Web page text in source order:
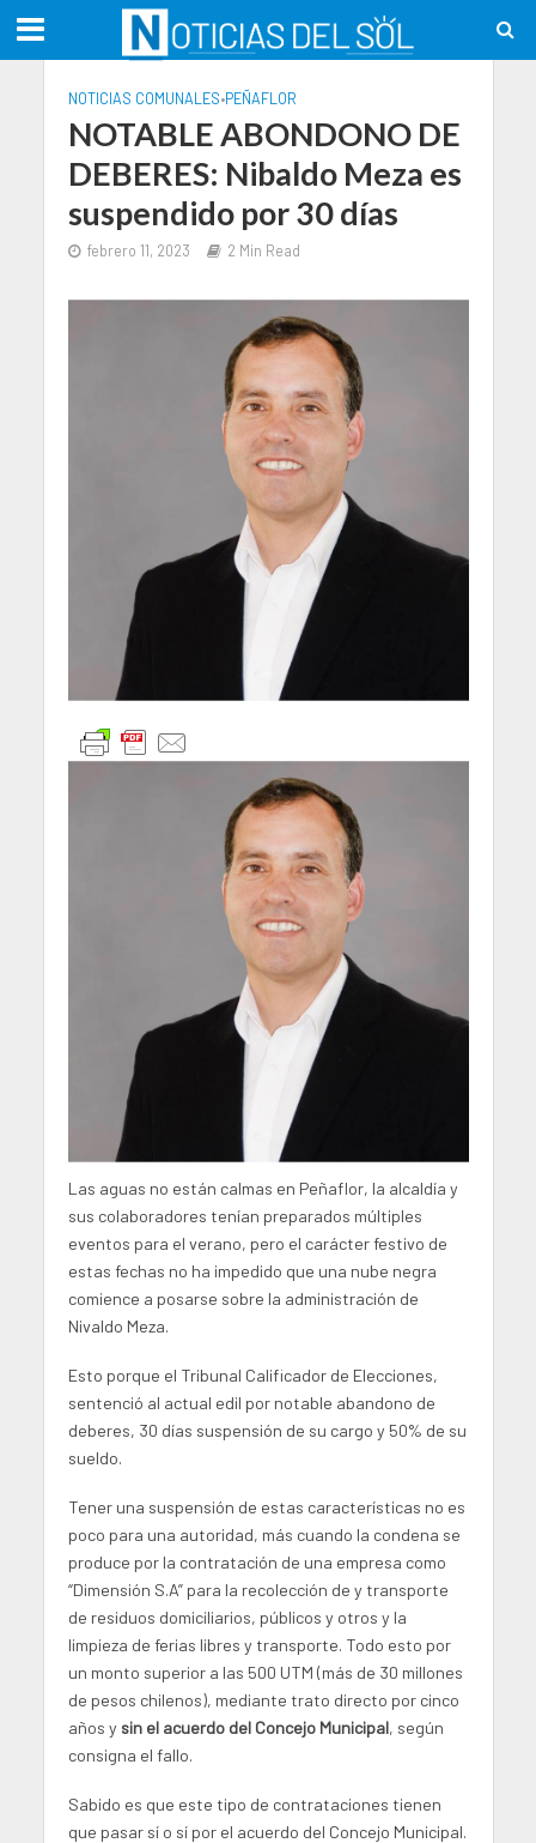
NOTICIAS COMUNALES•PEÑAFLOR
NOTABLE ABONDONO DE
DEBERES: Nibaldo Meza es
suspendido por 30 días
febrero 11, 2023 2 Min Read
Las aguas no están calmas en Peñaflor, la alcaldía y
sus colaboradores tenían preparados múltiples
eventos para el verano, pero el carácter festivo de
estas fechas no ha impedido que una nube negra
comience a posarse sobre la administración de
Nivaldo Meza.
Esto porque el Tribunal Calificador de Elecciones,
sentenció al actual edil por notable abandono de
deberes, 30 días suspensión de su cargo y 50% de su
sueldo.
Tener una suspensión de estas características no es
poco para una autoridad, más cuando la condena se
produce por la contratación de una empresa como
“Dimensión S.A” para la recolección de y transporte
de residuos domiciliarios, públicos y otros y la
limpieza de ferias libres y transporte. Todo esto por
un monto superior a las 500 UTM (más de 30 millones
de pesos chilenos), mediante trato directo por cinco
años y sin el acuerdo del Concejo Municipal, según
consigna el fallo.
Sabido es que este tipo de contrataciones tienen
que pasar sí o sí por el acuerdo del Concejo Municipal.